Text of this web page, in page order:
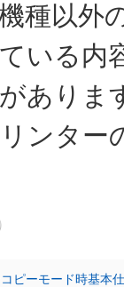
種以外
いる内
ありま
ンター
ピーモード時基本